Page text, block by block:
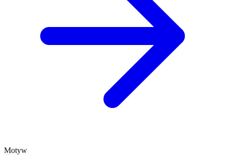
Motyw